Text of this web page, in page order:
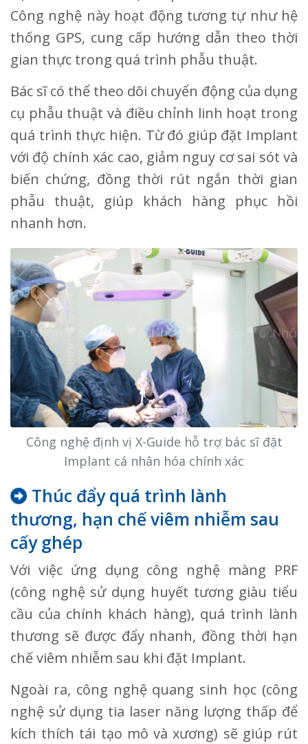
Công nghệ này hoạt động tương tự như hệ
thống GPS, cung cấp hướng dẫn theo thời
gian thực trong quá trình phẫu thuật.
Bác sĩ có thể theo dõi chuyển động của dụng
cụ phẫu thuật và điều chỉnh linh hoạt trong
quá trình thực hiện. Từ đó giúp đặt Implant
với độ chính xác cao, giảm nguy cơ sai sót và
biến chứng, đồng thời rút ngắn thời gian
phẫu thuật, giúp khách hàng phục hồi
nhanh hơn.
Công nghệ định vị X-Guide hỗ trợ bác sĩ đặt
Implant cá nhân hóa chính xác
Thúc đẩy quá trình lành
thương, hạn chế viêm nhiễm sau
cấy ghép
Với việc ứng dụng công nghệ màng PRF
(công nghệ sử dụng huyết tương giàu tiểu
cầu của chính khách hàng), quá trình lành
thương sẽ được đẩy nhanh, đồng thời hạn
chế viêm nhiễm sau khi đặt Implant.
Ngoài ra, công nghệ quang sinh học (công
nghệ sử dụng tia laser năng lượng thấp để
kích thích tái tạo mô và xương) sẽ giúp rút